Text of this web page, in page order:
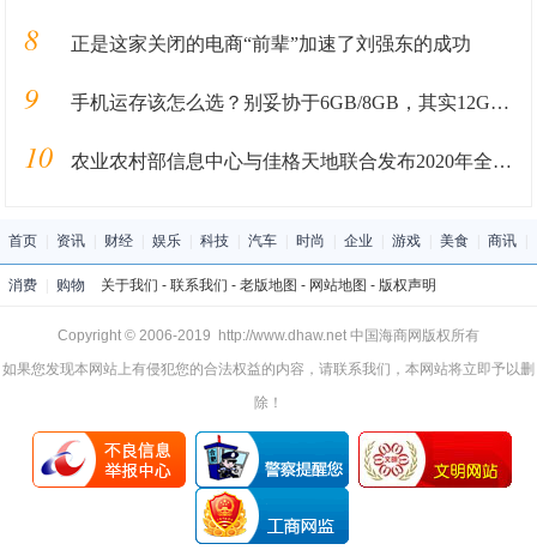
8 正是这家关闭的电商“前辈”加速了刘强东的成功
9 手机运存该怎么选？别妥协于6GB/8GB，其实12GB才是王道
10 农业农村部信息中心与佳格天地联合发布2020年全国主产区苹果花期冻害预警分析
首页 资讯 财经 娱乐 科技 汽车 时尚 企业 游戏 美食 商讯
消费 购物 关于我们 - 联系我们 - 老版地图 - 网站地图 - 版权声明
Copyright © 2006-2019 http://www.dhaw.net 中国海商网版权所有
如果您发现本网站上有侵犯您的合法权益的内容，请联系我们，本网站将立即予以删
除！